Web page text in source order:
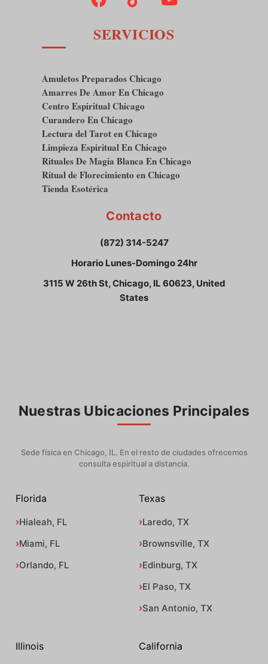
SERVICIOS
Amuletos Preparados Chicago
Amarres De Amor En Chicago
Centro Espiritual Chicago
Curandero En Chicago
Lectura del Tarot en Chicago
Limpieza Espiritual En Chicago
Rituales De Magia Blanca En Chicago
Ritual de Florecimiento en Chicago
Tienda Esotérica
Contacto
(872) 314-5247
Horario Lunes-Domingo 24hr
3115 W 26th St, Chicago, IL 60623, United
States
Nuestras Ubicaciones Principales
Sede física en Chicago, IL. En el resto de ciudades ofrecemos
consulta espiritual a distancia.
Florida
Hialeah, FL
Miami, FL
Orlando, FL
Texas
Laredo, TX
Brownsville, TX
Edinburg, TX
El Paso, TX
San Antonio, TX
Illinois California